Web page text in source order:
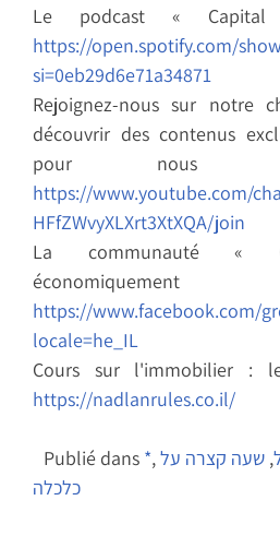
Le podcast «
https://open.spotify.com/
si=0eb29d6e71a34871
Rejoignez-nous sur notre
découvrir des contenus
pour nous
https://www.youtube.com/
HFfZWvyXLXrt3XtXQA/join
La communauté «
https://www.facebook.com/
locale=he_IL
Cours sur l'immobilier :
https://nadlanrules.co.il/
Publié dans *, , שעה קצרה על
כלכלה